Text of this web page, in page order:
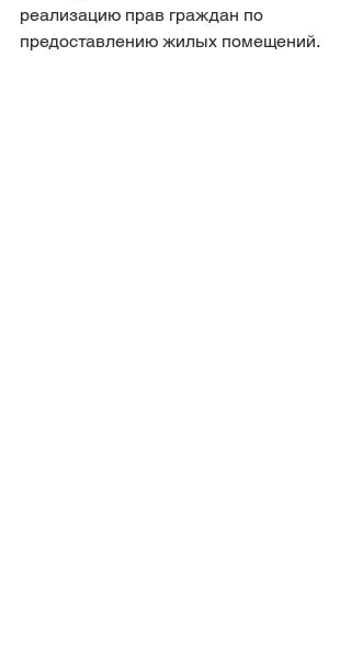
реализацию прав граждан по
предоставлению жилых помещений.